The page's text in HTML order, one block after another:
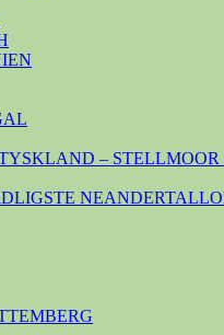
– STELLMOOR